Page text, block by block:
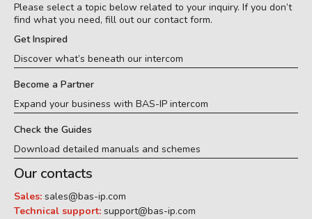
Please select a topic below related to your inquiry. If you don’t
find what you need, fill out our contact form.
Get Inspired
Discover what’s beneath our intercom
Become a Partner
Expand your business with BAS-IP intercom
Check the Guides
Download detailed manuals and schemes
Our contacts
Sales: sales@bas-ip.com
Technical support: support@bas-ip.com